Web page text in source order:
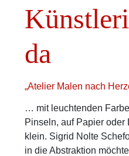
da
„Atelier Malen nach
… mit leuchtenden
Pinseln, auf Papier
klein. Sigrid Nolte
in die Abstraktion